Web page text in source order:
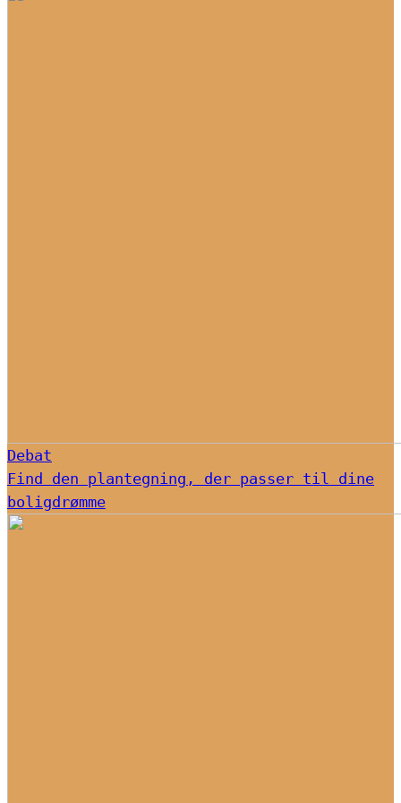
Debat
Find den plantegning, der passer til dine
boligdrømme